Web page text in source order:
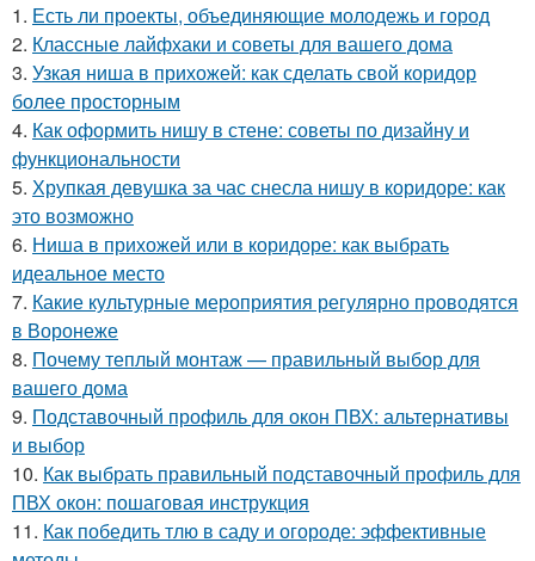
1. Есть ли проекты, объединяющие молодежь и город
2. Классные лайфхаки и советы для вашего дома
3. Узкая ниша в прихожей: как сделать свой коридор
более просторным
4. Как оформить нишу в стене: советы по дизайну и
функциональности
5. Хрупкая девушка за час снесла нишу в коридоре: как
это возможно
6. Ниша в прихожей или в коридоре: как выбрать
идеальное место
7. Какие культурные мероприятия регулярно проводятся
в Воронеже
8. Почему теплый монтаж — правильный выбор для
вашего дома
9. Подставочный профиль для окон ПВХ: альтернативы
и выбор
10. Как выбрать правильный подставочный профиль для
ПВХ окон: пошаговая инструкция
11. Как победить тлю в саду и огороде: эффективные